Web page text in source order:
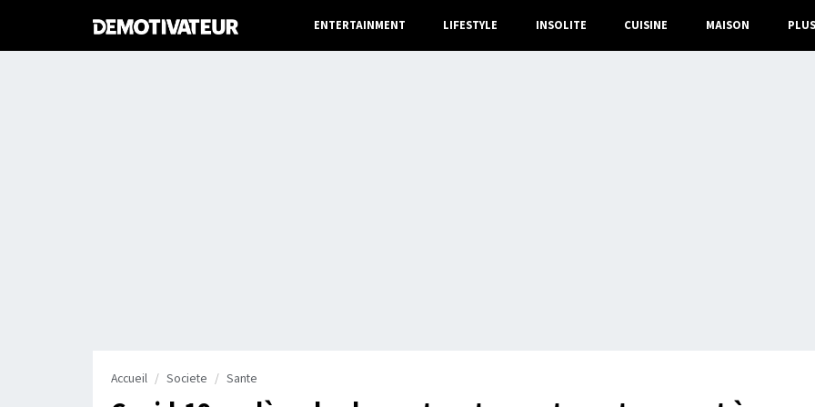
ENTERTAINMENT LIFESTYLE INSOLITE CUISINE MAISON PLUS
Accueil Societe Sante